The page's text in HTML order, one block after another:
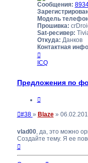
Сообщения:
Модель
Прошивка:
Sat-ресивер:
Откуда: Данков
Контактная
Контактная
информация
пользователя
ICQ
Предложения по
Цитата
Непрочитанное
#38 » Blaze»
vlad00, да, это можно
Создайте тему. Я ее
Вернуться
к